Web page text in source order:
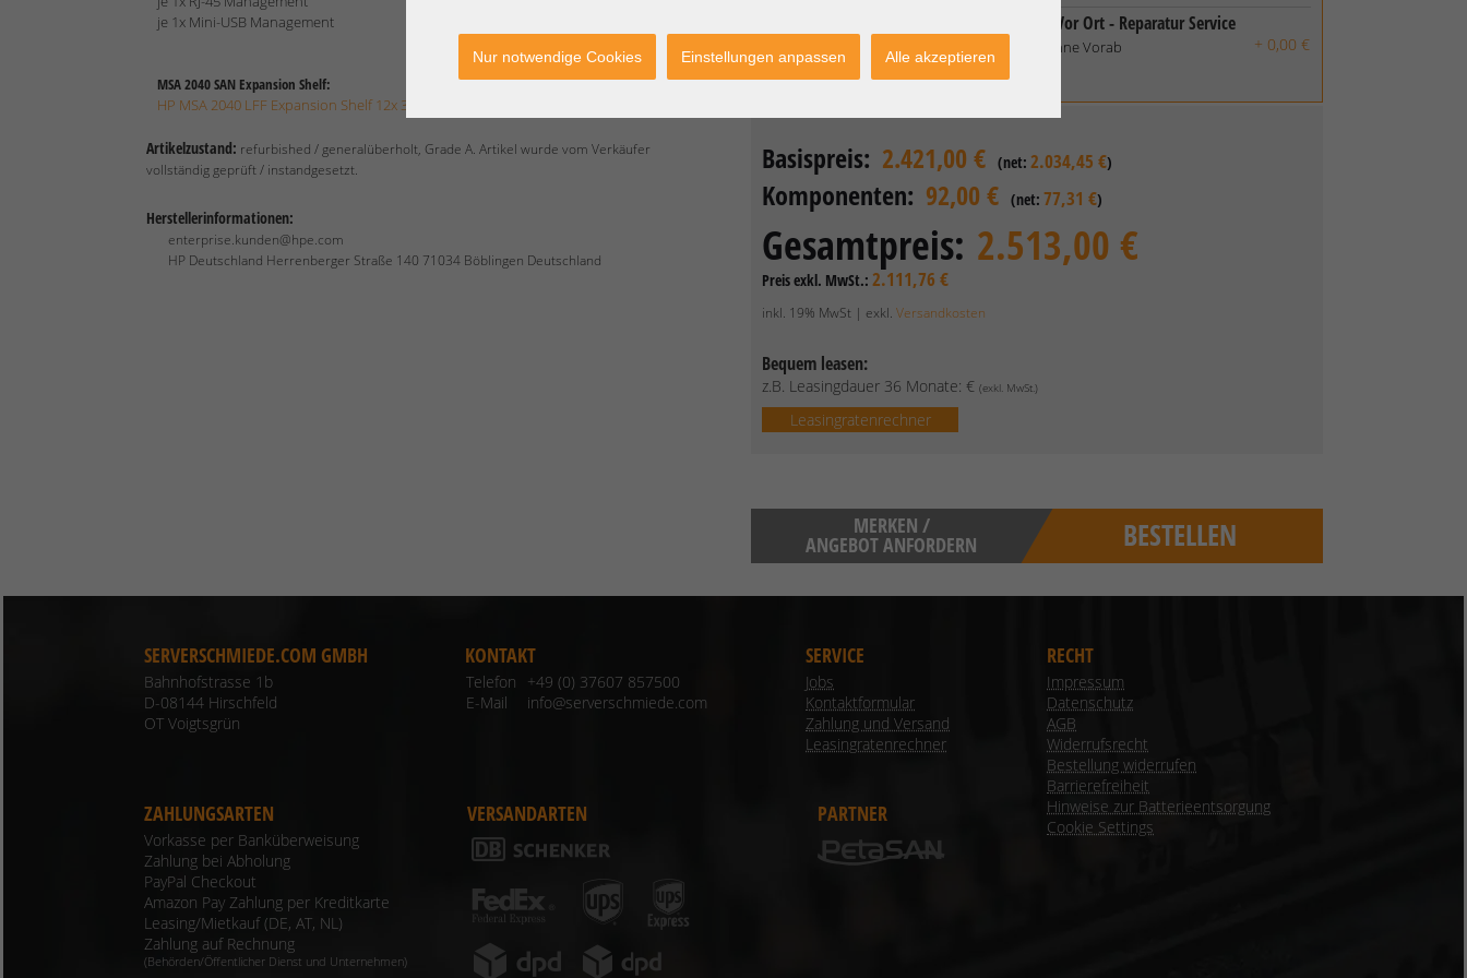
Nur notwendige Cookies Einstellungen anpassen Alle akzeptieren
je 1x Mini-USB Management
MSA 2040 SAN Expansion Shelf:
HP MSA 2040 LFF Expansion Shelf 12x 3,5" SFF
Artikelzustand: refurbished / generalüberholt, Grade A. Artikel wurde vom Verkäufer
vollständig geprüft / instandgesetzt.
Herstellerinformationen:
enterprise.kunden@hpe.com
HP Deutschland Herrenberger Straße 140 71034 Böblingen Deutschland
Garantie - Garantieerweiterung - Techniker Vor Ort - Reparatur Service
12 Monate Bring In Basis Garantie ohne Vorab
Austausch * (standard)
+ 0,00 €
Basispreis: 2.421,00 € (net:2.034,45 €)
Komponenten: 92,00 € (net:77,31 €)
Gesamtpreis: 2.513,00 €
Preis exkl. MwSt.:2.111,76 €
inkl. 19% MwSt | exkl.Versandkosten
Bequem leasen:
z.B. Leasingdauer 36 Monate: €(exkl. MwSt.)
Leasingratenrechner
MERKEN /
ANGEBOT ANFORDERN BESTELLEN
SERVERSCHMIEDE.COM GMBH
Bahnhofstrasse 1b
D-08144 Hirschfeld
OT Voigtsgrün
KONTAKT
Telefon
+49 (0) 37607 857500
E-Mail
info@serverschmiede.com
SERVICE
Jobs
Kontaktformular
Zahlung und Versand
Leasingratenrechner
RECHT
Impressum
Datenschutz
AGB
Widerrufsrecht
Bestellung widerrufen
Barrierefreiheit
Hinweise zur Batterieentsorgung
Cookie Settings
ZAHLUNGSARTEN
Vorkasse per Banküberweisung
Zahlung bei Abholung
PayPal Checkout
Amazon Pay Zahlung per Kreditkarte
Leasing/Mietkauf (DE, AT, NL)
Zahlung auf Rechnung
(Behörden/Öffentlicher Dienst und Unternehmen)
VERSANDARTEN PARTNER